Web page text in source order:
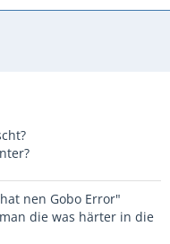
nen Gobo Error"
die was härter in die